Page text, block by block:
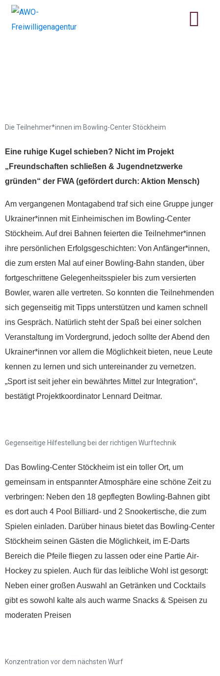
Die Teilnehmer*innen im Bowling-Center Stöckheim
Eine ruhige Kugel schieben? Nicht im Projekt
„Freundschaften schließen & Jugendnetzwerke
gründen“ der FWA (gefördert durch: Aktion Mensch)
Am vergangenen Montagabend traf sich eine Gruppe junger
Ukrainer*innen mit Einheimischen im Bowling-Center
Stöckheim. Auf drei Bahnen feierten die Teilnehmer*innen
ihre persönlichen Erfolgsgeschichten: Von Anfänger*innen,
die zum ersten Mal auf einer Bowling-Bahn standen, über
fortgeschrittene Gelegenheitsspieler bis zum versierten
Bowler, waren alle vertreten. So konnten die Teilnehmenden
sich gegenseitig mit Tipps unterstützen und kamen schnell
ins Gespräch. Natürlich steht der Spaß bei einer solchen
Veranstaltung im Vordergrund, jedoch sollte der Abend den
Ukrainer*innen vor allem die Möglichkeit bieten, neue Leute
kennen zu lernen und sich untereinander zu vernetzen.
„Sport ist seit jeher ein bewährtes Mittel zur Integration“,
bestätigt Projektkoordinator Lennard Deitmar.
Gegenseitige Hilfestellung bei der richtigen Wurftechnik
Das Bowling-Center Stöckheim ist ein toller Ort, um
gemeinsam in entspannter Atmosphäre eine schöne Zeit zu
verbringen: Neben den 18 gepflegten Bowling-Bahnen gibt
es dort auch 4 Pool Billiard- und 2 Snookertische, die zum
Spielen einladen. Darüber hinaus bietet das Bowling-Center
Stöckheim seinen Gästen die Möglichkeit, im E-Darts
Bereich die Pfeile fliegen zu lassen oder eine Partie Air-
Hockey zu spielen. Auch für das leibliche Wohl ist gesorgt:
Neben einer großen Auswahl an Getränken und Cocktails
gibt es sowohl kalte als auch warme Snacks & Speisen zu
moderaten Preisen
Konzentration vor dem nächsten Wurf